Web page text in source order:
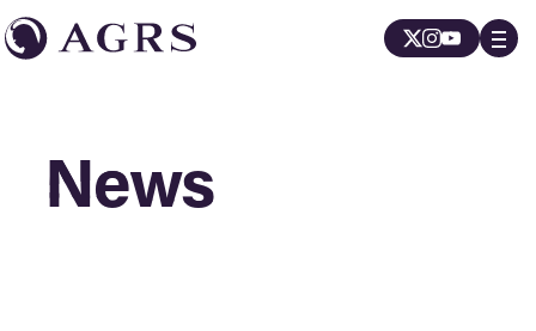
News
News